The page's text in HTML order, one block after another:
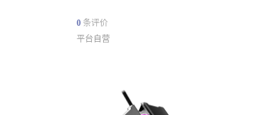
0 条评价
平台自营